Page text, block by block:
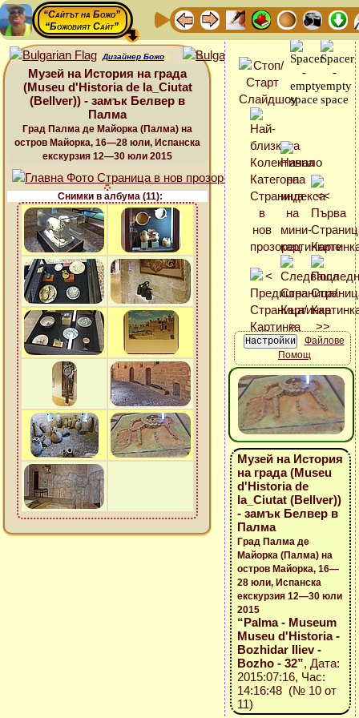
“Сайтът на Божо”
“Божовият Сайт”
Дизайнер Божо
Музей на История на града
(Museu d'Historia de la_Ciutat
(Bellver)) - замък Белвер в
Палма
Град Палма де Майорка (Палма) на
остров Майорка, 16—28 юли, Испанска
екскурзия 12—30 юли 2015
Снимки в албума (11):
Файлове
Помощ
Музей на История
на града (Museu
d'Historia de
la_Ciutat (Bellver))
- замък Белвер в
Палма
Град Палма де
Майорка (Палма) на
остров Майорка, 16—
28 юли, Испанска
екскурзия 12—30 юли
2015
“Palma - Museum
Museu d'Historia -
Bozhidar Iliev -
Bozho - 32”, Дата:
2015:07:16, Час:
14:16:48 (№ 10 от
11)